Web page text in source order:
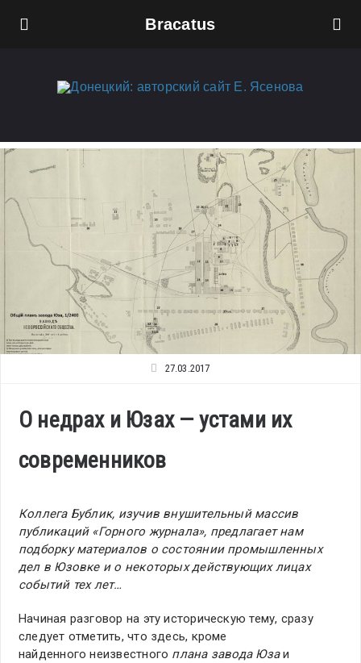
Bracatus
27.03.2017
О недрах и Юзах — устами их
современников
Коллега Бублик, изучив внушительный массив
публикаций «Горного журнала», предлагает нам
подборку материалов о состоянии промышленных
дел в Юзовке и о некоторых действующих лицах
событий тех лет…
Начиная разговор на эту историческую тему, сразу
следует отметить, что здесь, кроме
найденного неизвестного плана завода Юзаи